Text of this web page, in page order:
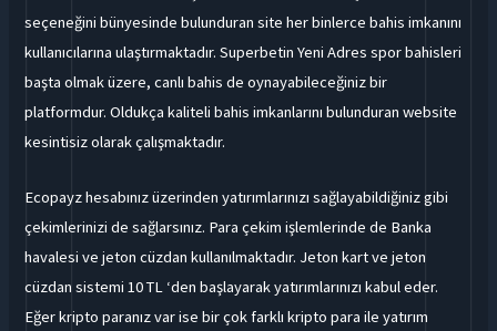
seçeneğini bünyesinde bulunduran site her binlerce bahis imkanını
kullanıcılarına ulaştırmaktadır. Superbetin Yeni Adres spor bahisleri
başta olmak üzere, canlı bahis de oynayabileceğiniz bir
platformdur. Oldukça kaliteli bahis imkanlarını bulunduran website
kesintisiz olarak çalışmaktadır.
Ecopayz hesabınız üzerinden yatırımlarınızı sağlayabildiğiniz gibi
çekimlerinizi de sağlarsınız. Para çekim işlemlerinde de Banka
havalesi ve jeton cüzdan kullanılmaktadır. Jeton kart ve jeton
cüzdan sistemi 10 TL ‘den başlayarak yatırımlarınızı kabul eder.
Eğer kripto paranız var ise bir çok farklı kripto para ile yatırım